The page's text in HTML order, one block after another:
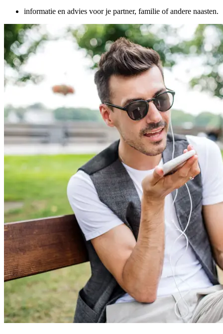
informatie en advies voor je partner, familie of andere naasten.